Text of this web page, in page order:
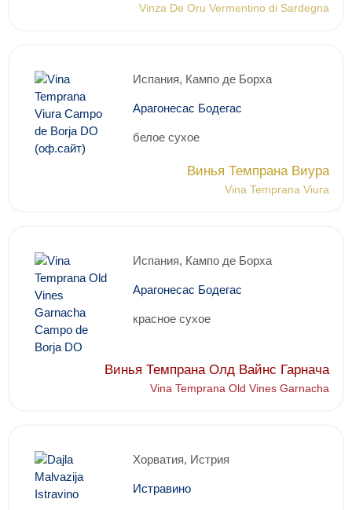
Vinza De Oru Vermentino di Sardegna
Испания, Кампо де Борха
Арагонесас Бодегас
белое сухое
Винья Темпрана Виура
Vina Temprana Viura
Испания, Кампо де Борха
Арагонесас Бодегас
красное сухое
Винья Темпрана Олд Вайнс Гарнача
Vina Temprana Old Vines Garnacha
Хорватия, Истрия
Истравино